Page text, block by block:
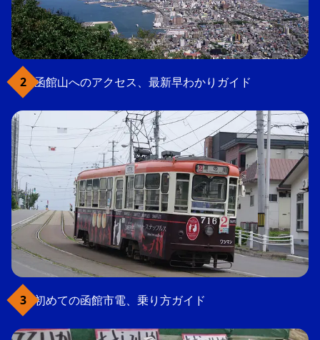
函館山へのアクセス、最新早わかりガイド
初めての函館市電、乗り方ガイド